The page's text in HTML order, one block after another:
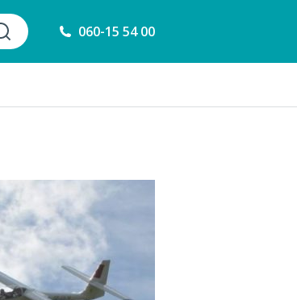
060-15 54 00